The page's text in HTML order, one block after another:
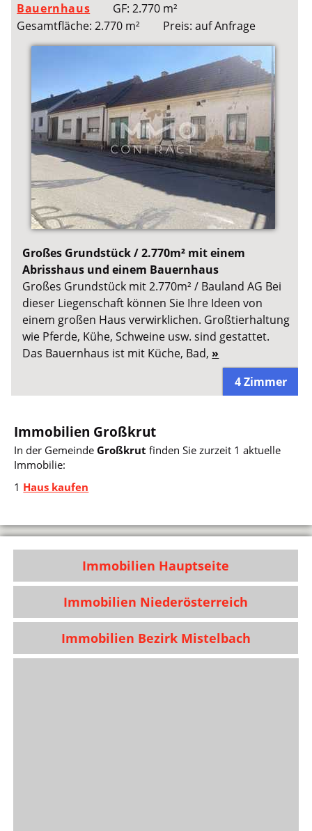
Bauernhaus
GF: 2.770 m²
Gesamtfläche: 2.770 m²
Preis: auf Anfrage
Großes Grundstück / 2.770m² mit einem
Abrisshaus und einem Bauernhaus
Großes Grundstück mit 2.770m² / Bauland AG Bei
dieser Liegenschaft können Sie Ihre Ideen von
einem großen Haus verwirklichen. Großtierhaltung
wie Pferde, Kühe, Schweine usw. sind gestattet.
Das Bauernhaus ist mit Küche, Bad, »
4 Zimmer
Immobilien Großkrut
In der GemeindeGroßkrut finden Sie zurzeit 1 aktuelle
Immobilie:
1 Haus kaufen
Immobilien Hauptseite
Immobilien Niederösterreich
Immobilien Bezirk Mistelbach